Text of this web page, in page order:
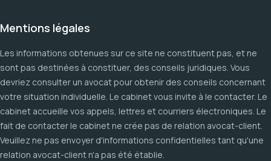
Mentions légales
Les informations obtenues sur ce site ne constituent pas, et ne
sont pas destinées à constituer, des conseils juridiques. Vous
devriez consulter un avocat pour obtenir des conseils concernant
votre situation individuelle. Le cabinet vous invite à le contacter. Le
cabinet accueille vos appels, lettres et courriers électroniques. Le
fait de contacter le cabinet ne crée pas de relation avocat-client.
Veuillez ne pas envoyer d'informations confidentielles tant qu'une
relation avocat-client n'a pas été établie.